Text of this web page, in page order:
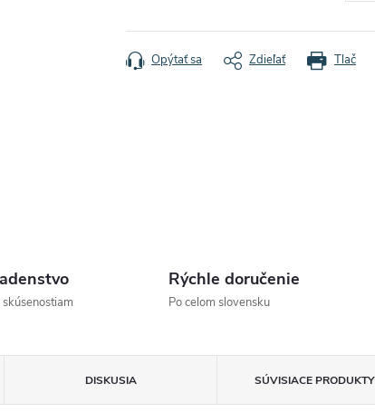
Tlač
Opýtať sa Zdieľať
Rýchle doručenie
Po celom slovensku
DISKUSIA SÚVISIACE PRODUKTY